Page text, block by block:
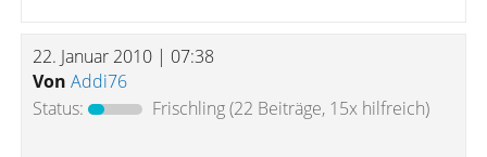
22. Januar 2010 | 07:38
Von Addi76
Status:
Frischling(22 Beiträge, 15x hilfreich)